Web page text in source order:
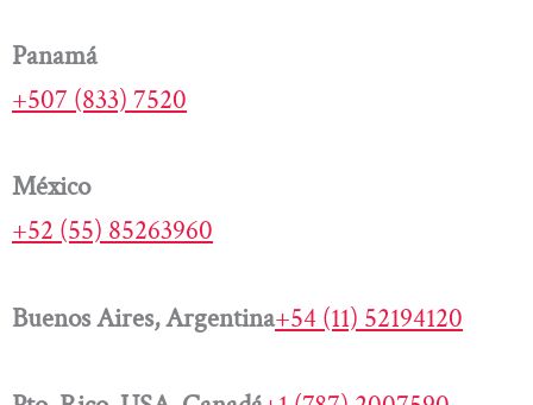
Panamá
+507 (833) 7520
México
+52 (55) 85263960
Buenos Aires, Argentina+54 (11) 52194120